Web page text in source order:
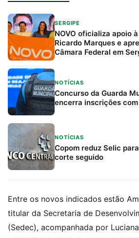
SERGIPE
NOVO oficializa apoio
Ricardo Marques e
Câmara Federal em
NOTÍCIAS
Concurso da Guarda
encerra inscrições
NOTÍCIAS
Copom reduz Selic
corte seguido
Entre os novos indicados estão
titular da Secretaria de
(Sedec), acompanhada por